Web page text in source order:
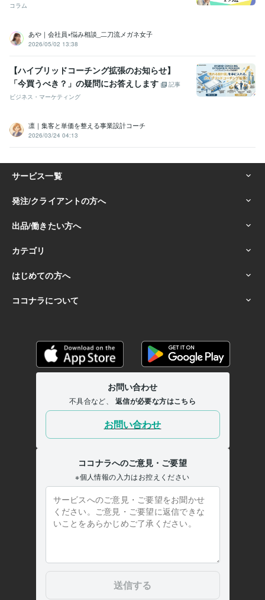
コラム
あや｜会社員×悩み相談_二刀流メガネ女子
2026/05/02 13:38
【ハイブリッドコーチング拡張のお知らせ】
「今買うべき？」の疑問にお答えします
記事
ビジネス・マーケティング
凛｜集客と単価を整える事業設計コーチ
2026/03/24 04:13